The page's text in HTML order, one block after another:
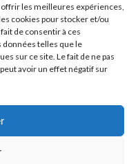
les meilleures expériences,
cookies pour stocker et/ou
de consentir à ces
telles que le
sur ce site. Le fait de ne pas
avoir un effet négatif sur